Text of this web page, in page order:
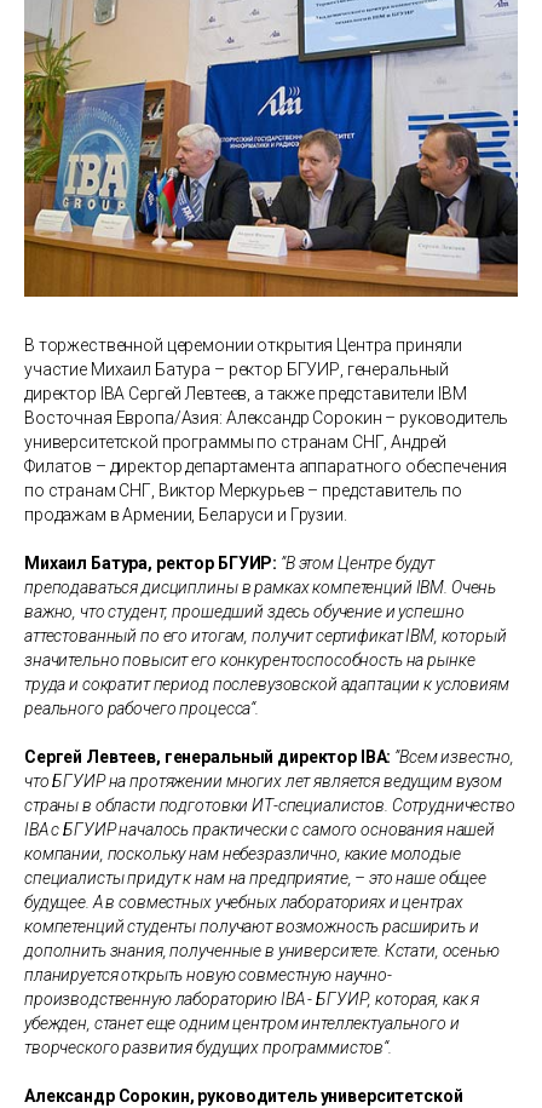
В торжественной церемонии открытия Центра приняли
участие Михаил Батура – ректор БГУИР, генеральный
директор IBA Сергей Левтеев, а также представители IBM
Восточная Европа/Азия: Александр Сорокин – руководитель
университетской программы по странам СНГ, Андрей
Филатов – директор департамента аппаратного обеспечения
по странам СНГ, Виктор Меркурьев – представитель по
продажам в Армении, Беларуси и Грузии.
Михаил Батура, ректор БГУИР: ”В этом Центре будут
преподаваться дисциплины в рамках компетенций IBM. Очень
важно, что студент, прошедший здесь обучение и успешно
аттестованный по его итогам, получит сертификат IBM, который
значительно повысит его конкурентоспособность на рынке
труда и сократит период послевузовской адаптации к условиям
реального рабочего процесса“.
Сергей Левтеев, генеральный директор IBA: ”Всем известно,
что БГУИР на протяжении многих лет является ведущим вузом
страны в области подготовки ИТ-специалистов. Сотрудничество
IBA с БГУИР началось практически с самого основания нашей
компании, поскольку нам небезразлично, какие молодые
специалисты придут к нам на предприятие, – это наше общее
будущее. А в совместных учебных лабораториях и центрах
компетенций студенты получают возможность расширить и
дополнить знания, полученные в университете. Кстати, осенью
планируется открыть новую совместную научно-
производственную лабораторию IBA - БГУИР, которая, как я
убежден, станет еще одним центром интеллектуального и
творческого развития будущих программистов“.
Александр Сорокин, руководитель университетской